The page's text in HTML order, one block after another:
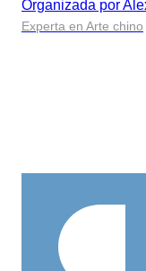
Organizada por
Experta en Arte chino